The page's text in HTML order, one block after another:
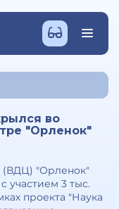
во
"Орленок"
(ВДЦ) "Орленок"
участием 3 тыс.
проекта "Наука